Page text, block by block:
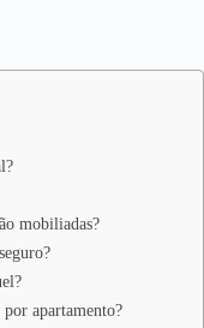
mobiliadas?
apartamento?